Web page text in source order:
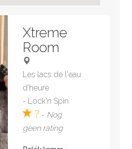
Xtreme
Room
Les lacs de l'eau
d'heure
- Lock'n Spin
? - Nog
geen rating